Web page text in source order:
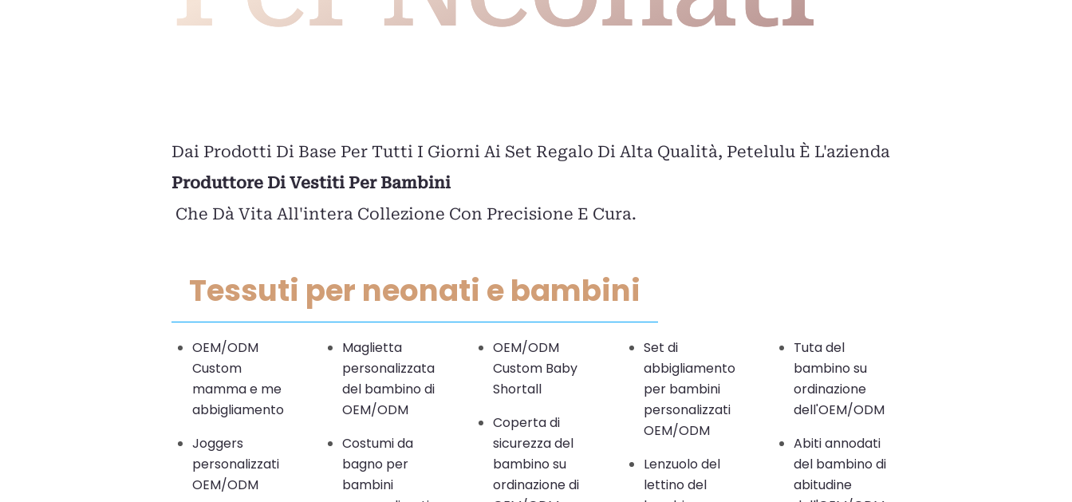
Dai Prodotti Di Base Per Tutti I Giorni Ai Set Regalo Di Alta Qualità, Petelulu È L'azienda
Produttore Di Vestiti Per Bambini
Che Dà Vita All'intera Collezione Con Precisione E Cura.
Tessuti per neonati e bambini
OEM/ODM
Custom
mamma e me
abbigliamento
Joggers
personalizzati
OEM/ODM
Maglietta
personalizzata
del bambino di
OEM/ODM
Costumi da
bagno per
bambini
OEM/ODM
Custom Baby
Shortall
Coperta di
sicurezza del
bambino su
ordinazione di
Set di
abbigliamento
per bambini
personalizzati
OEM/ODM
Lenzuolo del
lettino del
Tuta del
bambino su
ordinazione
dell'OEM/ODM
Abiti annodati
del bambino di
abitudine